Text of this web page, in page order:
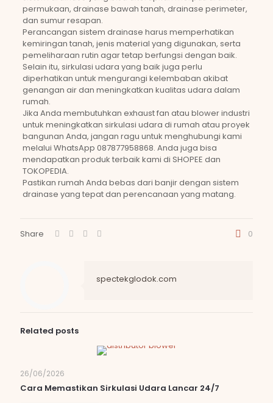
permukaan, drainase bawah tanah, drainase perimeter,
dan sumur resapan.
Perancangan sistem drainase harus memperhatikan
kemiringan tanah, jenis material yang digunakan, serta
pemeliharaan rutin agar tetap berfungsi dengan baik.
Selain itu, sirkulasi udara yang baik juga perlu
diperhatikan untuk mengurangi kelembaban akibat
genangan air dan meningkatkan kualitas udara dalam
rumah.
Jika Anda membutuhkan exhaust fan atau blower industri
untuk meningkatkan sirkulasi udara di rumah atau proyek
bangunan Anda, jangan ragu untuk menghubungi kami
melalui WhatsApp 087877958868. Anda juga bisa
mendapatkan produk terbaik kami di SHOPEE dan
TOKOPEDIA.
Pastikan rumah Anda bebas dari banjir dengan sistem
drainase yang tepat dan perencanaan yang matang.
Share 0
spectekglodok.com
Related posts
26/06/2026
Cara Memastikan Sirkulasi Udara Lancar 24/7